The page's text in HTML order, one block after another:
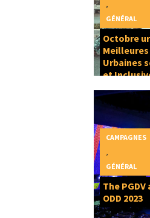
Octobre
Urbaines
et
Ville
GÉNÉRAL
The
ODD 2023
CAMPAGNES
GÉNÉRAL